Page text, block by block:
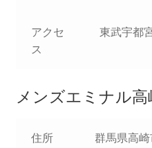
アクセ
ス
東武宇都
メンズエミナル高
住所
群馬県高